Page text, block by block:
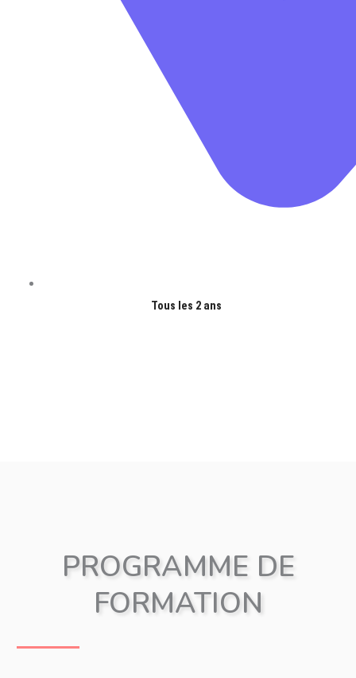
Tous les 2 ans
PROGRAMME DE
FORMATION